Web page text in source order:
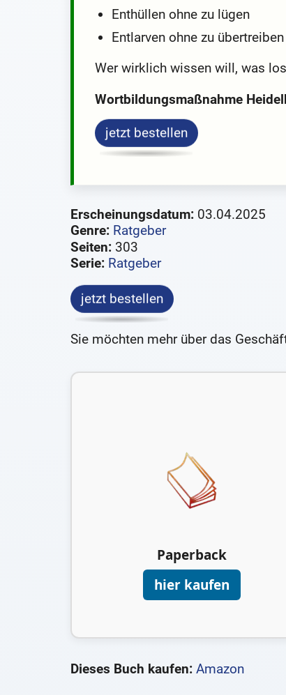
Enthüllen ohne zu lügen
Entlarven ohne zu übertreiben
Wer wirklich wissen will, was
Wortbildungsmaßnahme
jetzt bestellen
Erscheinungsdatum:03.04.2025
Genre: Ratgeber
Seiten: 303
Serie: Ratgeber
jetzt bestellen
Sie möchten mehr über das
Paperback
hier kaufen
Dieses Buch kaufen: Amazon